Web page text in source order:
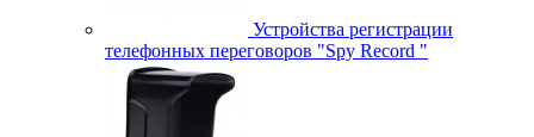
Устройства регистрации
телефонных переговоров "Spy Record "